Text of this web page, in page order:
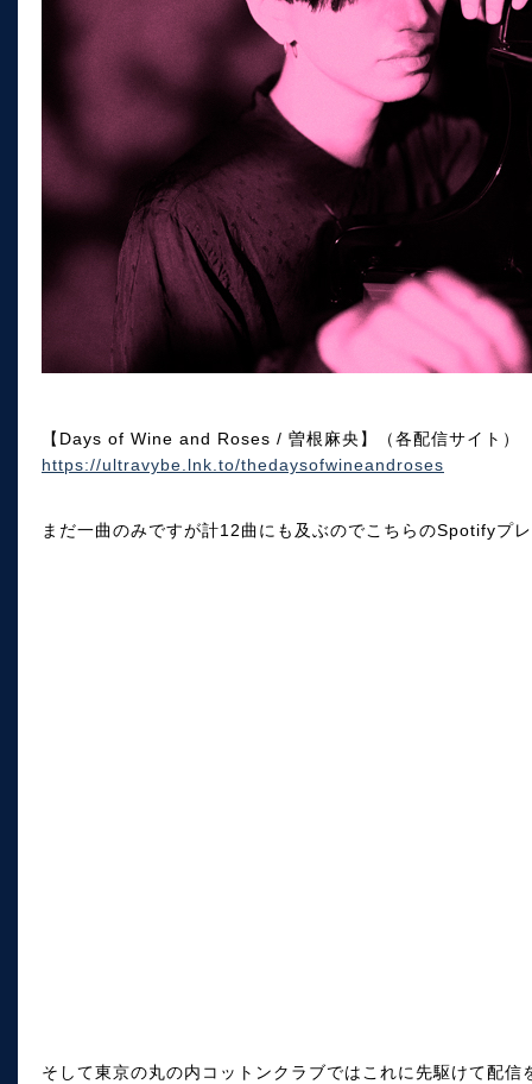
【Days of Wine and Roses / 曽根麻央】（各配信サイト）
https://ultravybe.lnk.to/thedaysofwineandroses
まだ一曲のみですが計12曲にも及ぶのでこちらのSpotifyプ
そして東京の丸の内コットンクラブではこれに先駆けて配